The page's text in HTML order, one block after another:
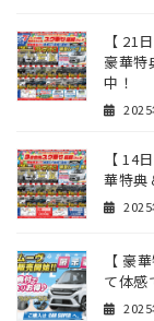
【 21
豪華特
中！
【 14
華特典
【 豪
て体感